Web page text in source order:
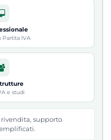
Partita IVA
e studi
supporto